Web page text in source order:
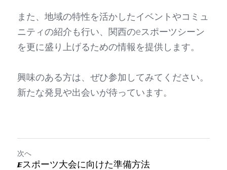
また、地域の特性を活かしたイベントやコミュ
ニティの紹介も行い、関西のeスポーツシーン
を更に盛り上げるための情報を提供します。
興味のある方は、ぜひ参加してみてください。
新たな発見や出会いが待っています。
次へ
eスポーツ大会に向けた準備方法